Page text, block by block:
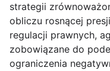
strategii
obliczu rosnącej
regulacji prawnych,
zobowiązane do
ograniczenia